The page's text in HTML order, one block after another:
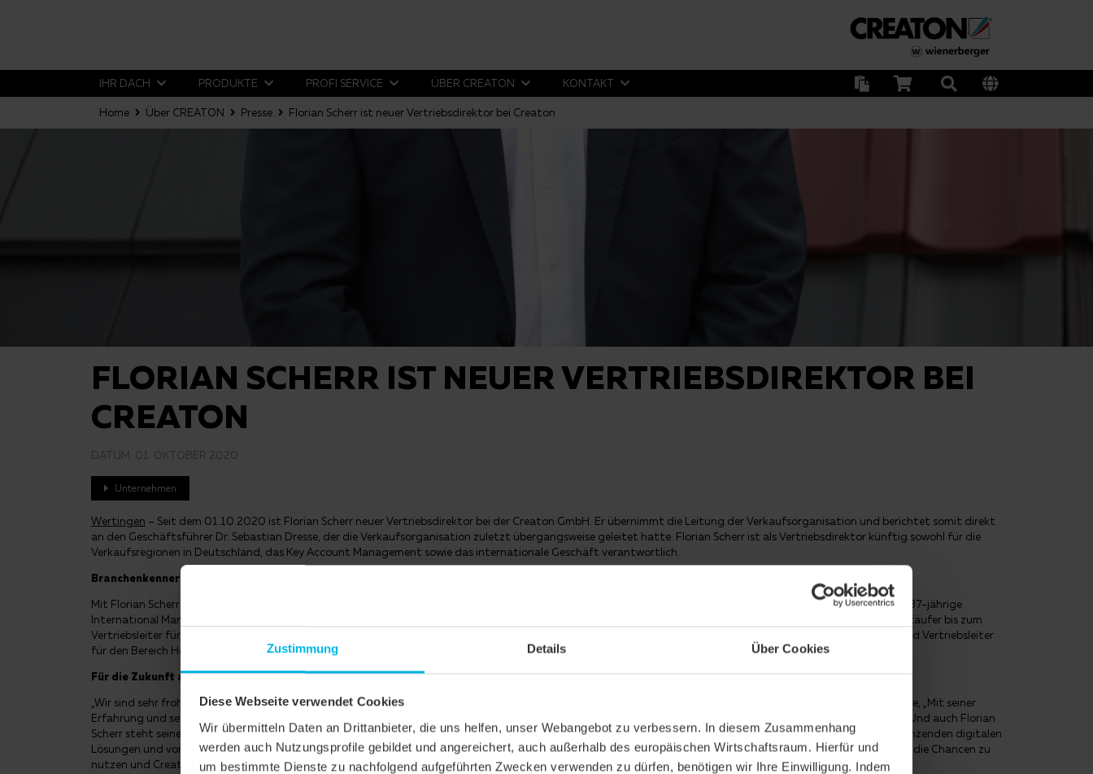
Zustimmung Details Über Cookies
Diese Webseite verwendet Cookies
Wir übermitteln Daten an Drittanbieter, die uns helfen, unser Webangebot zu verbessern. In diesem Zusammenhang
werden auch Nutzungsprofile gebildet und angereichert, auch außerhalb des europäischen Wirtschaftsraum. Hierfür und
um bestimmte Dienste zu nachfolgend aufgeführten Zwecken verwenden zu dürfen, benötigen wir Ihre Einwilligung. Indem
IHR DACH PRODUKTE PROFI SERVICE ÜBER CREATON KONTAKT
Home Über CREATON Presse Florian Scherr ist neuer Vertriebsdirektor bei Creaton
FLORIAN SCHERR IST NEUER VERTRIEBSDIREKTOR BEI
CREATON
DATUM: 01. OKTOBER 2020
Unternehmen
Wertingen – Seit dem 01.10.2020 ist Florian Scherr neuer Vertriebsdirektor bei der Creaton GmbH. Er übernimmt die Leitung der Verkaufsorganisation und berichtet somit direkt
an den Geschäftsführer Dr. Sebastian Dresse, der die Verkaufsorganisation zuletzt übergangsweise geleitet hatte. Florian Scherr ist als Vertriebsdirektor künftig sowohl für die
Verkaufsregionen in Deutschland, das Key Account Management sowie das internationale Geschäft verantwortlich.
Branchenkenner verpflichtet
Mit Florian Scherr übernimmt ein langjähriger Branchenkenner den Posten des Vertriebsdirektors. Nach seiner Ausbildung zum Industrieelektroniker studierte der 37-jährige
International Management an der Technischen Hochschule in Deggendorf. Beim Befestigungs- und Montagespezialisten Würth durchlief er vom Außendienstverkäufer bis zum
Vertriebsleiter für das Baustellen-Projekt-Management alle wichtigen Karriere-Stationen. Vor seinem Wechsel zu Creaton zeichnete Florian Scherr als Prokurist und Vertriebsleiter
für den Bereich Hochbau Deutschland beim Dämmstoffhersteller KNAUF Insulation verantwortlich.
Für die Zukunft aufgestellt
„Wir sind sehr froh, dass wir mit Florian Scherr einen ausgewiesenen Experten für Creaton gewinnen konnten“, erklärt Creaton-Geschäftsführer Dr. Sebastian Dresse, „Mit seiner
Erfahrung und seinem Branchenwissen sehe ich den Vertrieb für die Zukunft optimal aufgestellt. Ich freue mich auf eine gute Zusammenarbeit mit Herrn Scherr.“ Und auch Florian
Scherr steht seiner neuen Aufgabe sehr positiv gegenüber: „Das Steildach steht vor Herausforderungen – mit hoch qualitativen und innovativen Produkten, ergänzenden digitalen
Lösungen und vor allem einer starken Vertriebsmannschaft werden wir diesen begegnen. Ich bin sehr motiviert, gemeinsam mit meinem Team und unseren Kunden die Chancen zu
nutzen und Creaton weiterhin auf Erfolgskurs zu halten.“